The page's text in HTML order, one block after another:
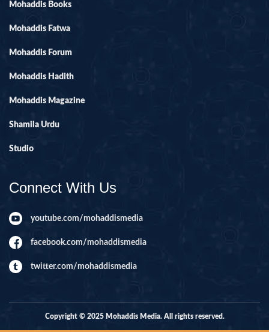
Mohaddis Books
Mohaddis Fatwa
Mohaddis Forum
Mohaddis Hadith
Mohaddis Magazine
Shamila Urdu
Studio
Connect With Us
youtube.com/mohaddismedia
facebook.com/mohaddismedia
twitter.com/mohaddismedia
Copyright © 2025 Mohaddis Media. All rights reserved.